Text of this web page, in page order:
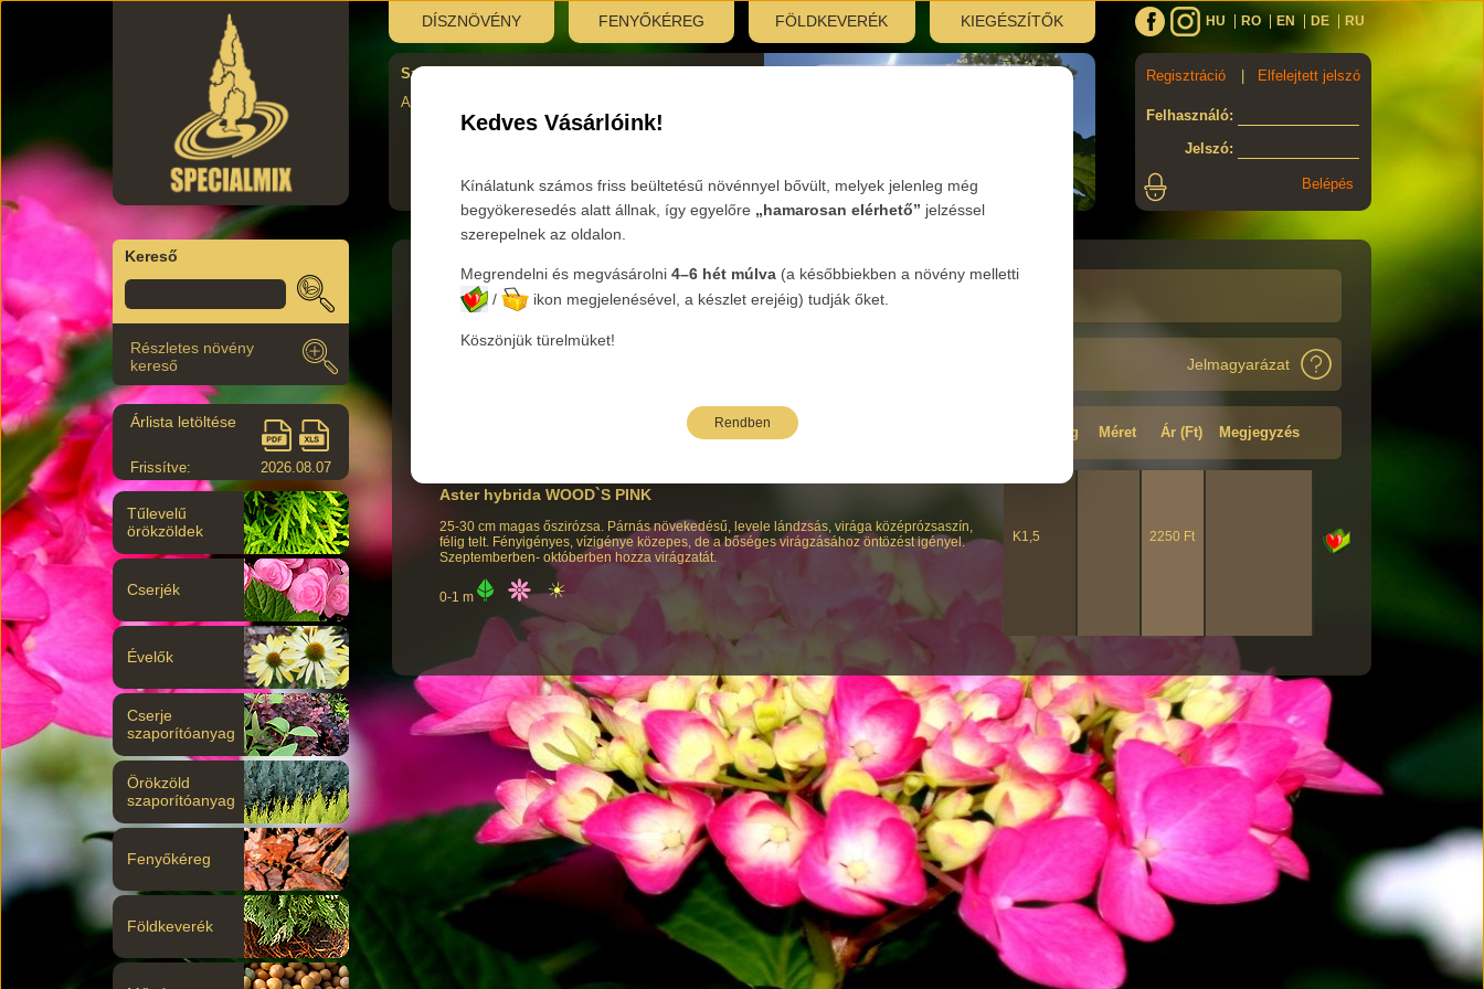
Kedves Vásárlóink!
Kínálatunk számos friss beültetésű növénnyel bővült, melyek jelenleg még
begyökeresedés alatt állnak, így egyelőre „hamarosan elérhető” jelzéssel
szerepelnek az oldalon.
Megrendelni és megvásárolni 4–6 hét múlva (a későbbiekben a növény melletti
/
ikon megjelenésével, a készlet erejéig) tudják őket.
Köszönjük türelmüket!
Rendben
DÍSZNÖVÉNY FENYŐKÉREG FÖLDKEVERÉK KIEGÉSZÍTŐK
Szombati újranyitás:
AUgusztus 29., 7:30–12:00
Tovább
HU RO EN DE RU
Regisztráció Elfelejtett jelszó
Felhasználó:
Jelszó:
Kereső
Részletes növény
kereső
Árlista letöltése
Frissítve: 2026.08.07
Tűlevelű
örökzöldek
Cserjék
Évelők
Cserje
szaporítóanyag
Örökzöld
szaporítóanyag
Fenyőkéreg
Földkeverék
Főkategória:ÉvelőkNemzetség :Aster - ŐszirózsaFaj:hybrida
Jelmagyarázat
Oldalak: 1 Minőség Méret Ár (Ft) Megjegyzés
Aster hybrida WOOD`S PINK
25-30 cm magas őszirózsa. Párnás növekedésű, levele lándzsás, virága középrózsaszín,
félig telt. Fényigényes, vízigénye közepes, de a bőséges virágzásához öntözést igényel.
Szeptemberben- októberben hozza virágzatát.
0-1 m
K1,5 2250 Ft